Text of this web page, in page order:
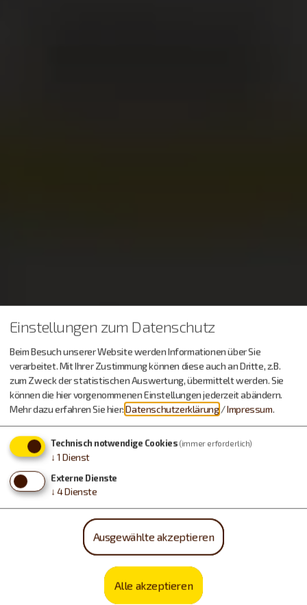
Einstellungen zum Datenschutz
Beim Besuch unserer Website werden Informationen über Sie
verarbeitet. Mit Ihrer Zustimmung können diese auch an Dritte, z.B.
zum Zweck der statistischen Auswertung, übermittelt werden. Sie
können die hier vorgenommenen Einstellungen jederzeit abändern.
Mehr dazu erfahren Sie hier:Datenschutzerklärung /Impressum.
Technisch notwendige Cookies (immer erforderlich)
↓ 1 Dienst
Externe Dienste
↓ 4Dienste
Ausgewählte akzeptieren
Alle akzeptieren